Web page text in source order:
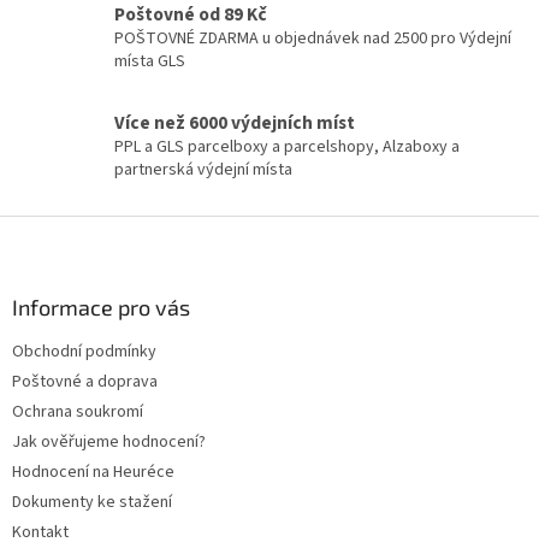
p
Poštovné od 89 Kč
POŠTOVNÉ ZDARMA u objednávek nad 2500 pro Výdejní
místa GLS
Více než 6000 výdejních míst
PPL a GLS parcelboxy a parcelshopy, Alzaboxy a
partnerská výdejní místa
Informace pro vás
Obchodní podmínky
Poštovné a doprava
Ochrana soukromí
Jak ověřujeme hodnocení?
Hodnocení na Heuréce
Dokumenty ke stažení
Kontakt